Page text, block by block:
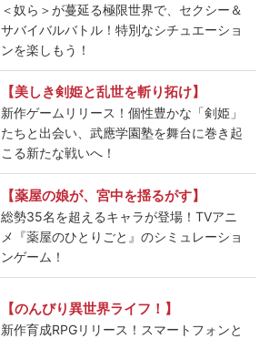
＜奴ら＞が蔓延る極限世界で、セクシー＆
サバイバルバトル！特別なシチュエーショ
ンを楽しもう！
【美しき剣姫と乱世を斬り拓け】
新作ゲームリリース！個性豊かな「剣姫」
たちと出会い、武應学園塾を舞台に巻き起
こる新たな戦いへ！
【薬屋の娘が、宮中を揺るがす】
総勢35名を超えるキャラが登場！TVアニ
メ『薬屋のひとりごと』のシミュレーショ
ンゲーム！
【のんびり異世界ライフ！】
新作育成RPGリリース！スマートフォンと